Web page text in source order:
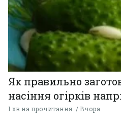
Як правильно
насіння огірків
1 хв на прочитання Вчора